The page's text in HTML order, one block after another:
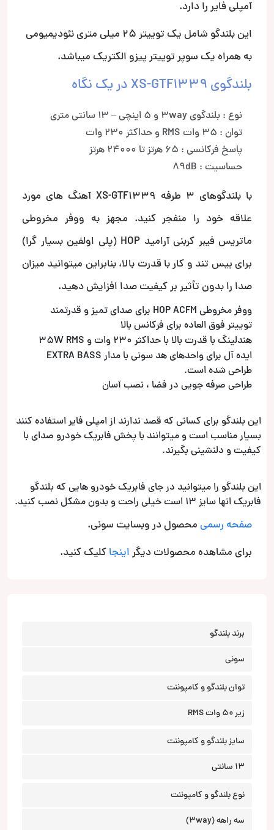
آمپلی فایر را دارد.
این بلندگو شامل یک توییتر 25 میلی متری نئودیمیومی
به همراه یک سوپر توییتر پیزو الکتریک میباشد.
بلندگوی XS-GTF1339 در یک نگاه
نوع : بلندگوی 3way و 5 اینچی – 13 سانتی متری
توان : 35 وات RMS و حداکثر 230 وات
پاسخ فرکانسی : 65 هرتز تا 24000 هرتز
حساسیت : 89dB
با بلندگوهای 3 طرفه XS-GTF1339 آهنگ های مورد
علاقه خود را منفجر کنید. مجهز به ووفر مخروطی
ماتریس فیبر کربنی آرامید HOP (پلی اولفین بسیار گرا)
برای بیس تند و کار با قدرت بالا، بنابراین میتوانید میزان
صدا را بدون تأثیر بر کیفیت صدا افزایش دهید.
ووفر مخروطی HOP ACFM برای صدای تمیز و قدرتمند
توییتر فوق العاده برای فرکانس بالا
هندلینگ با قدرت بالا با حداکثر 230 وات و 35W RMS
ایده آل برای واحدهای هد سونی با مدار EXTRA BASS
طراحی شده است.
طراحی صرفه جویی در فضا ، نصب آسان
این بلندگو برای کسانی که قصد ندارند از امپلی فایر استفاده کنند
بسیار مناسب است و میتوانند با پخش فابریک خودرو صدای با
کیفیت و دلنشینی بگیرند.
این بلندگو را میتوانید در جای فابریک خودرو هایی که بلندگو
فابریک انها سایز 13 است خیلی راحت و بدون مشکل نصب کنید.
صفحه رسمیمحصول در وبسایت سونی.
برای مشاهده محصولات دیگراینجاکلیک کنید.
برند بلندگو
سونی
توان بلندگو و کامپوننت
زیر 50 وات RMS
سایز بلندگو و کامپوننت
13 سانتی
نوع بلندگو و کامپوننت
سه راهه (3way)